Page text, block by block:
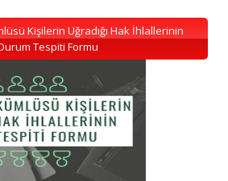
Kişilerin Uğradığı Hak İhlallerinin
Tespiti Formu